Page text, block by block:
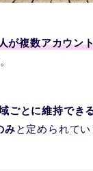
が複数アカウン
ごとに維持でき
みと定められてい